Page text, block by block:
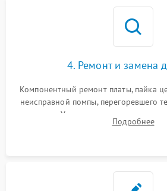
4. Ремонт и замена
Компонентный ремонт платы, пайка
неисправной помпы, перегоревшего
жерновов. Установка новых
ring) и тефлоновых трубок для
Подробнее